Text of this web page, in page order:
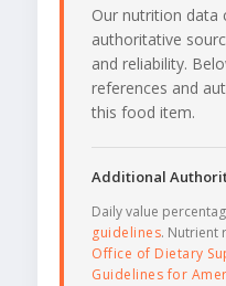
Our nutrition data
authoritative
and reliability.
references and
this food item.
Additional
Daily value
guidelines. Nutrient
Office of Dietary
Guidelines for